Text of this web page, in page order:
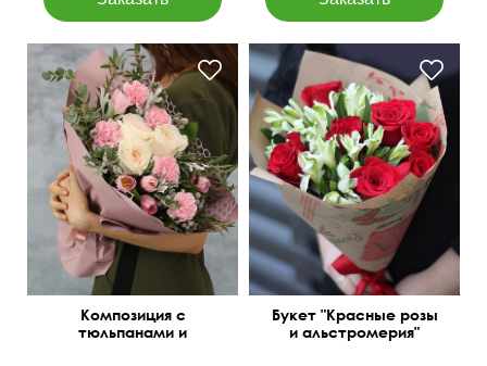
Зелень: бруния, листья
питтоспорума
Композиция с
тюльпанами и
в крафтовой бумаге
Букет "Красные розы
и альстромерия"